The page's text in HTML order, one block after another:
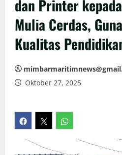
dan Printer
Mulia Cerdas,
Kualitas
Oktober 27, 2025